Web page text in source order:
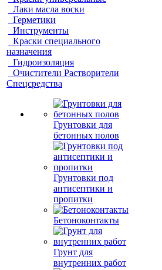
Лаки масла воски
Герметики
Инструменты
Краски специального
назначения
Гидроизоляция
Очистители Растворители
Спецсредства
Грунтовки для
бетонных полов
Грунтовки под
антисептики и
пропитки
Бетоноконтакты
Грунт для
внутренних работ